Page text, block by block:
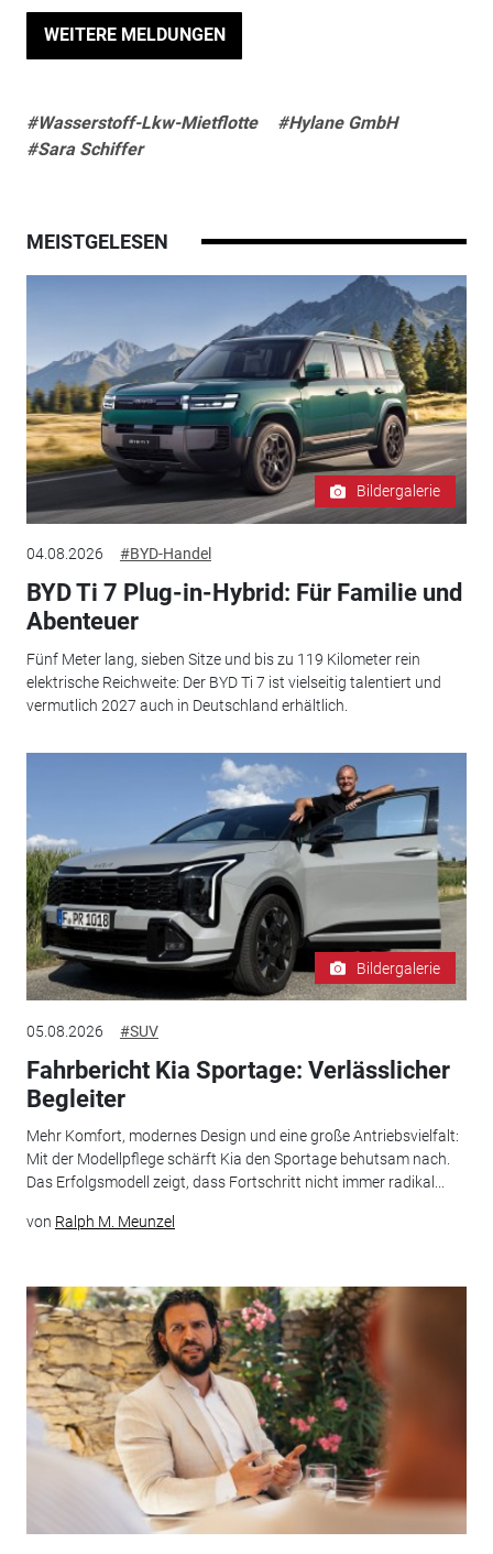
WEITERE MELDUNGEN
#Wasserstoff-Lkw-Mietflotte
#Hylane GmbH
#Sara Schiffer
MEISTGELESEN
Bildergalerie
04.08.2026 #BYD-Handel
BYD Ti 7 Plug-in-Hybrid: Für Familie und
Abenteuer
Fünf Meter lang, sieben Sitze und bis zu 119 Kilometer rein
elektrische Reichweite: Der BYD Ti 7 ist vielseitig talentiert und
vermutlich 2027 auch in Deutschland erhältlich.
Bildergalerie
05.08.2026 #SUV
Fahrbericht Kia Sportage: Verlässlicher
Begleiter
Mehr Komfort, modernes Design und eine große Antriebsvielfalt:
Mit der Modellpflege schärft Kia den Sportage behutsam nach.
Das Erfolgsmodell zeigt, dass Fortschritt nicht immer radikal...
von Ralph M. Meunzel